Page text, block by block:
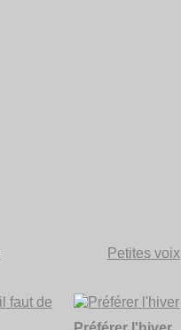
Petites voix